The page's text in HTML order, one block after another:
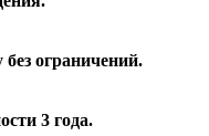
ограничений.
3 года.